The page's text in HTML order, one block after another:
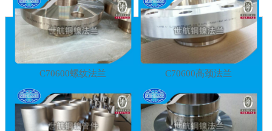
C70600螺纹法兰 C70600高颈法兰